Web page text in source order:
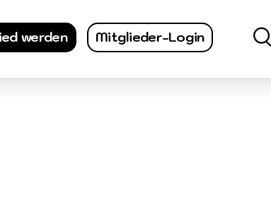
werden Mitglieder-Login